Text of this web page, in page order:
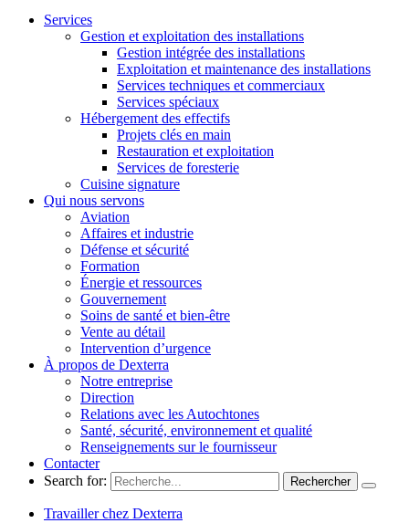
Services
Gestion et exploitation des installations
Gestion intégrée des installations
Exploitation et maintenance des installations
Services techniques et commerciaux
Services spéciaux
Hébergement des effectifs
Projets clés en main
Restauration et exploitation
Services de foresterie
Cuisine signature
Qui nous servons
Aviation
Affaires et industrie
Défense et sécurité
Formation
Énergie et ressources
Gouvernement
Soins de santé et bien-être
Vente au détail
Intervention d’urgence
À propos de Dexterra
Notre entreprise
Direction
Relations avec les Autochtones
Santé, sécurité, environnement et qualité
Renseignements sur le fournisseur
Contacter
Search for:
Travailler chez Dexterra